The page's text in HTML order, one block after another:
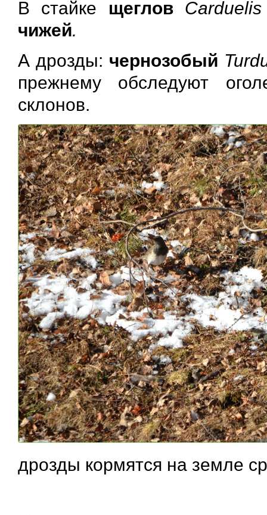
В стайке щеглов
чижей.
А дрозды: чернозобый
прежнему обследуют
склонов.
дрозды кормятся на земле